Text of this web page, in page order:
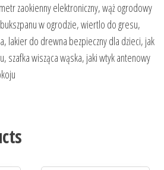
zaokienny elektroniczny, wąż ogrodowy
w ogrodzie, wiertlo do gresu,
lakier do drewna bezpieczny dla dzieci, jak
szafka wisząca wąska, jaki wtyk antenowy